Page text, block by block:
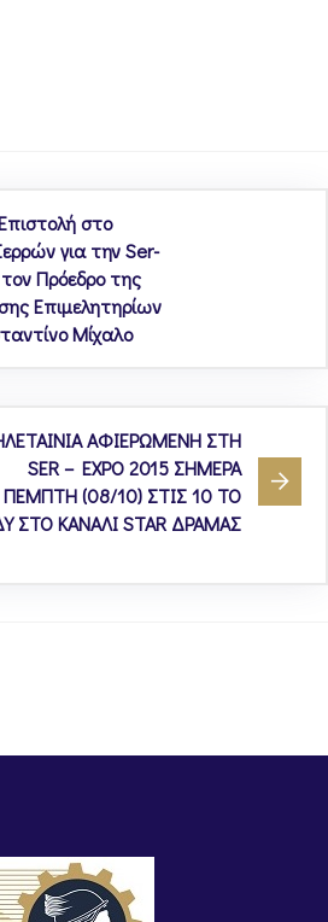
στο
για την Ser-
Πρόεδρο της
Επιμελητηρίων
Μίχαλο
ΑΦΙΕΡΩΜΕΝΗ ΣΤΗ
SER – EXPO 2015 ΣΗΜΕΡΑ
ΠΕΜΠΤΗ (08/10) ΣΤΙΣ 10 ΤΟ
ΣΤΟ ΚΑΝΑΛΙ STAR ΔΡΑΜΑΣ